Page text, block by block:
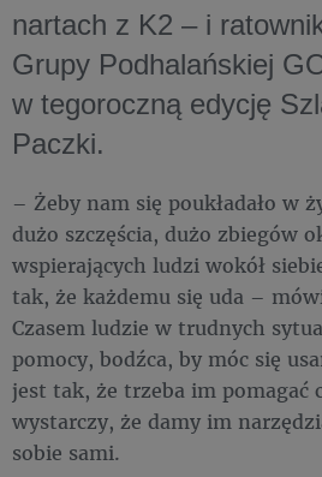
nartach z K2 – i
Grupy Podhalańskiej
w tegoroczną edycję
Paczki.
– Żeby nam się poukładało w
dużo szczęścia, dużo zbiegów
wspierających ludzi wokół
tak, że każdemu się uda –
Czasem ludzie w trudnych
pomocy, bodźca, by móc się
jest tak, że trzeba im pomagać
wystarczy, że damy im
sobie sami.